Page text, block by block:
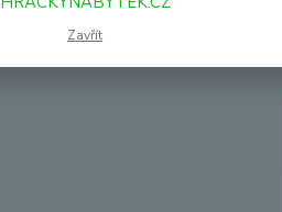
Zavřít